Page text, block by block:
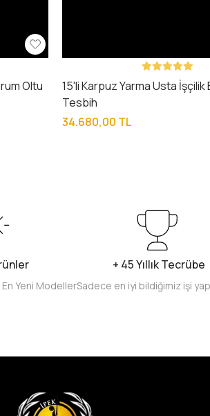
Oltu
15'li Karpuz Yarma Usta İşçilik
Tesbih
34.680,00 TL
Yeni Modeller
+ 45 Yıllık Tecrübe
Sadece en iyi bildiğimiz işi